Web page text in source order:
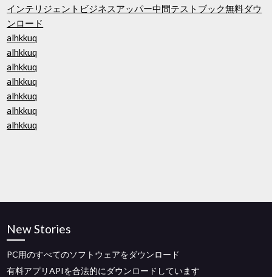
インテリジェントビジネスアッパー中間テストブック無料ダウ
ンロード
alhkkuq
alhkkuq
alhkkuq
alhkkuq
alhkkuq
alhkkuq
alhkkuq
New Stories
PC用のすべてのソフトウェアをダウンロード
有料アプリAPIを合法的にダウンロードしています